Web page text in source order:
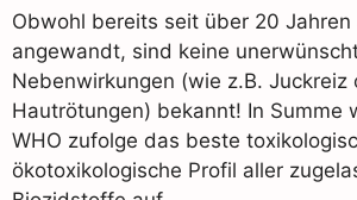
Obwohl bereits seit über 20 Jahren
angewandt, sind keine
Nebenwirkungen (wie z.B. Juckreiz
Hautrötungen) bekannt! In Summe
WHO zufolge das beste
ökotoxikologische Profil aller